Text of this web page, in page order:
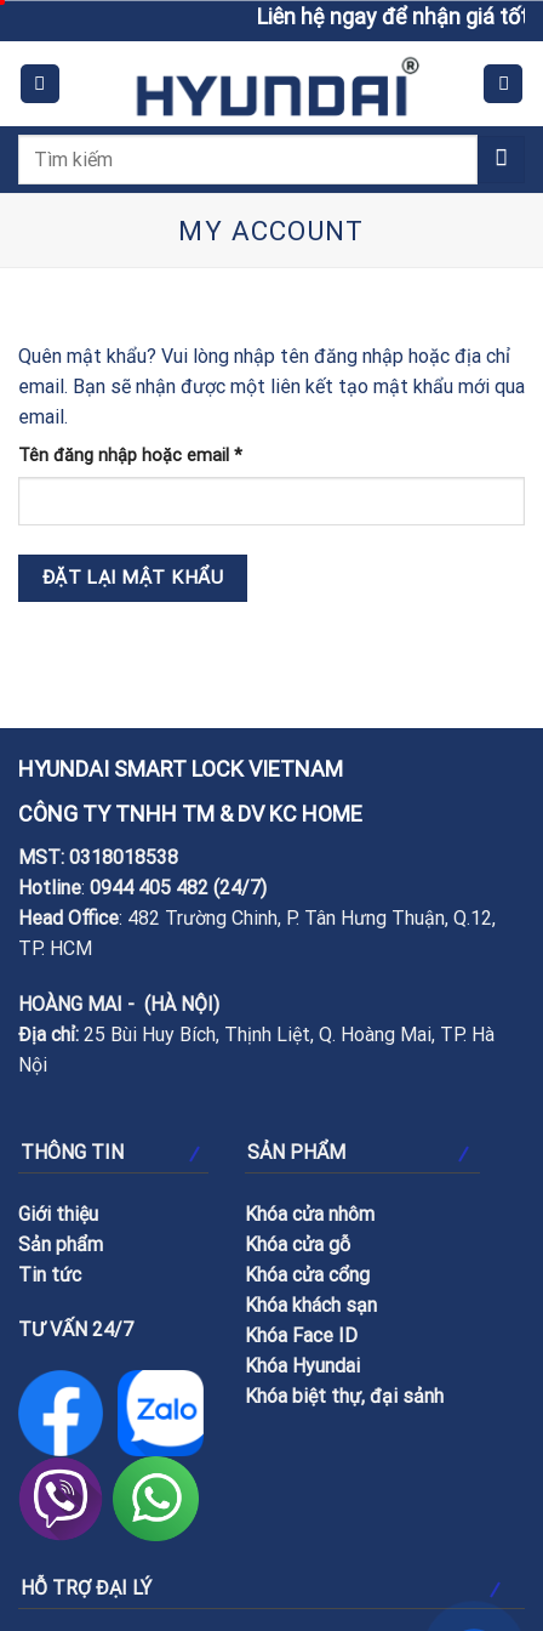
to
content
Liên hệ ngay để nhận giá tốt
Tìm
MY ACCOUNT
Quên mật khẩu? Vui lòng nhập tên đăng nhập hoặc địa chỉ
email. Bạn sẽ nhận được một liên kết tạo mật khẩu mới qua
email.
Tên đăng nhập hoặc email *Bắt
buộc
ĐẶT LẠI MẬT KHẨU
HYUNDAI SMART LOCK VIETNAM
CÔNG TY TNHH TM & DV KC HOME
MST: 0318018538
Hotline: 0944 405 482 (24/7)
Head Office: 482 Trường Chinh, P. Tân Hưng Thuận, Q.12,
TP. HCM
HOÀNG MAI - (HÀ NỘI)
Địa chỉ: 25 Bùi Huy Bích, Thịnh Liệt, Q. Hoàng Mai, TP. Hà
Nội
THÔNG TIN
Giới thiệu
Sản phẩm
Tin tức
TƯ VẤN 24/7
SẢN PHẨM
Khóa cửa nhôm
Khóa cửa gỗ
Khóa cửa cổng
Khóa khách sạn
Khóa Face ID
Khóa Hyundai
Khóa biệt thự, đại sảnh
HỖ TRỢ ĐẠI LÝ